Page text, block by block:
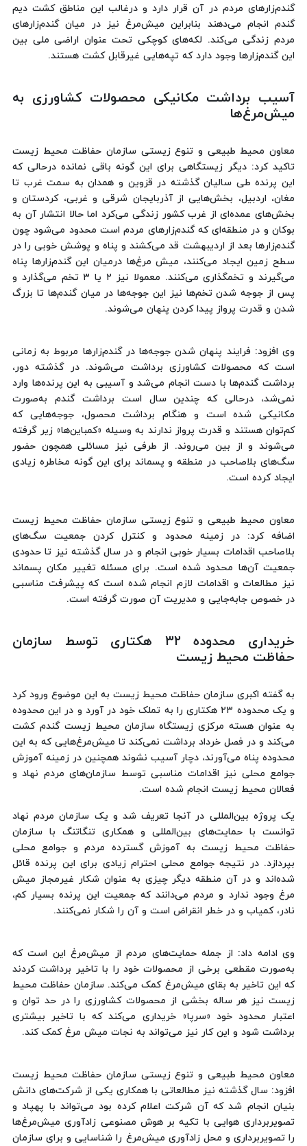
گندم‌زارهای مردم در آن قرار دارد و درغالب این مناطق کشت دیم
گندم انجام می‌دهند بنابراین میش‌مرغ نیز در میان گندم‌زارهای
مردم زندگی می‌کند. لکه‌های کوچکی تحت عنوان اراضی ملی بین
این گندم‌زارها وجود دارد که تپه‌هایی غیرقابل کشت هستند.
آسیب برداشت مکانیکی محصولات کشاورزی به
میش‌مرغ‌ها
معاون محیط طبیعی و تنوع زیستی سازمان حفاظت محیط زیست
تاکید کرد: دیگر زیستگاهی برای این گونه باقی نمانده درحالی که
این پرنده طی سالیان گذشته در قزوین و همدان به سمت غرب تا
مغان، اردبیل، بخش‌هایی از آذربایجان شرقی و غربی، کردستان و
بخش‌های عمده‌ای از غرب کشور زندگی می‌کرد اما حالا انتشار آن به
بوکان و در منطقه‌ای که گندم‌زارهای مردم است محدود می‌شود چون
گندم‌زارها بعد از اردیبهشت قد می‌کشند و پناه و پوشش خوبی را در
سطح زمین ایجاد می‌کنند، میش مرغ‌ها درمیان این گندم‌زارها پناه‌
می‌گیرند و تخمگذاری می‌کنند. معمولا نیز ۲ یا ۳ تخم می‌گذارد و
پس از جوجه شدن تخم‌ها نیز این جوجه‌ها در میان گندم‌ها تا بزرگ
شدن و قدرت پرواز پیدا کردن پنهان می‌شوند.
وی افزود: فرایند پنهان شدن جوجه‌ها در گندم‌زارها مربوط به زمانی
است که محصولات کشاورزی برداشت می‌شوند. در گذشته دور،
برداشت گندم‌ها با دست انجام می‌شد و آسیبی به این پرنده‌ها وارد
نمی‌شد، درحالی که چندین سال است برداشت گندم به‌صورت
مکانیکی شده است و هنگام برداشت محصول، جوجه‌هایی که
کم‌توان هستند و قدرت پرواز ندارند به وسیله «کمباین‌ها» زیر گرفته
می‌شوند و از بین می‌روند. از طرفی نیز مسائلی همچون حضور
سگ‌های بلاصاحب در منطقه و پسماند برای این گونه‌ مخاطره زیادی
ایجاد کرده است.
معاون محیط طبیعی و تنوع زیستی سازمان حفاظت محیط زیست
اضافه کرد: در زمینه محدود و کنترل کردن جمعیت سگ‌های
بلاصاحب اقدامات بسیار خوبی انجام و در سال گذشته نیز تا حدودی
جمعیت آن‌ها محدود شده است. برای مسئله تغییر مکان پسماند
نیز مطالعات و اقدامات لازم انجام شده است که پیشرفت مناسبی
در خصوص جابه‌جایی و مدیریت آن صورت گرفته است.
خریداری محدوده ۳۲ هکتاری توسط سازمان
حفاظت محیط زیست
به گفته اکبری سازمان حفاظت محیط زیست به این موضوع ورود کرد
و یک محدوده ۲۳ هکتاری را به تملک خود در آورد و در این محدوده
به عنوان هسته مرکزی زیستگاه سازمان محیط زیست گندم کشت
می‌کند و در فصل خرداد برداشت نمی‌کند تا میش‌مرغ‌هایی که به این
محدوده پناه می‌آورند، دچار آسیب نشوند همچنین در زمینه آموزش
جوامع محلی نیز اقدامات مناسبی توسط سازمان‌های مردم نهاد و
فعالان محیط زیست انجام شده است.
یک پروژه بین‌المللی در آنجا تعریف شد و یک سازمان مردم نهاد
توانست با حمایت‌های بین‌المللی و همکاری تنگاتنگ با سازمان
حفاظت محیط زیست به آموزش گسترده مردم و جوامع محلی
بپردازد. در نتیجه جوامع محلی احترام زیادی برای این پرنده قائل
شده‌اند و در آن منطقه دیگر چیزی به عنوان شکار غیرمجاز میش
مرغ وجود ندارد و مردم می‌دانند که جمعیت این پرنده بسیار کم،
نادر، کمیاب و در خطر انقراض است و آن را شکار نمی‌کنند.
وی ادامه داد: از جمله حمایت‌های مردم از میش‌مرغ این است که
به‌صورت مقطعی برخی از محصولات خود را با تاخیر برداشت کردند
که این تاخیر به بقای میش‌مرغ کمک می‌کند. سازمان حفاظت محیط
زیست نیز هر ساله بخشی از محصولات کشاورزی را در حد توان و
اعتبار محدود خود «سرپا» خریداری می‌کند که با تاخیر بیشتری
برداشت شود و این کار نیز می‌تواند به نجات میش مرغ کمک کند.
معاون محیط طبیعی و تنوع زیستی سازمان حفاظت محیط زیست
افزود: سال گذشته نیز مطالعاتی با همکاری یکی از شرکت‌های دانش
بنیان انجام شد که آن شرکت اعلام کرده بود می‌تواند با پهپاد و
تصویربرداری هوایی با تکیه بر هوش مصنوعی زادآوری میش‌مرغ‌ها
را تصویربرداری و محل زادآوری میش‌مرغ را شناسایی و برای سازمان